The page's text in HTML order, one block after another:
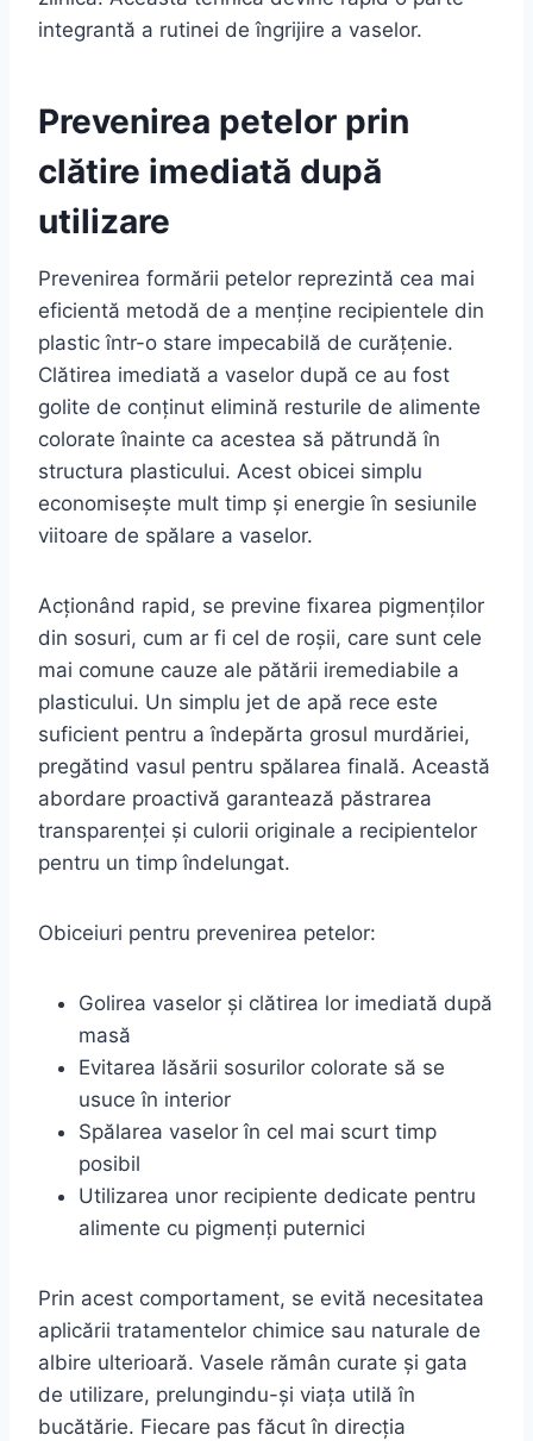
integrantă a rutinei de îngrijire a vaselor.
Prevenirea petelor prin
clătire imediată după
utilizare
Prevenirea formării petelor reprezintă cea mai
eficientă metodă de a menține recipientele din
plastic într-o stare impecabilă de curățenie.
Clătirea imediată a vaselor după ce au fost
golite de conținut elimină resturile de alimente
colorate înainte ca acestea să pătrundă în
structura plasticului. Acest obicei simplu
economisește mult timp și energie în sesiunile
viitoare de spălare a vaselor.
Acționând rapid, se previne fixarea pigmenților
din sosuri, cum ar fi cel de roșii, care sunt cele
mai comune cauze ale pătării iremediabile a
plasticului. Un simplu jet de apă rece este
suficient pentru a îndepărta grosul murdăriei,
pregătind vasul pentru spălarea finală. Această
abordare proactivă garantează păstrarea
transparenței și culorii originale a recipientelor
pentru un timp îndelungat.
Obiceiuri pentru prevenirea petelor:
Golirea vaselor și clătirea lor imediată după
masă
Evitarea lăsării sosurilor colorate să se
usuce în interior
Spălarea vaselor în cel mai scurt timp
posibil
Utilizarea unor recipiente dedicate pentru
alimente cu pigmenți puternici
Prin acest comportament, se evită necesitatea
aplicării tratamentelor chimice sau naturale de
albire ulterioară. Vasele rămân curate și gata
de utilizare, prelungindu-și viața utilă în
bucătărie. Fiecare pas făcut în direcția